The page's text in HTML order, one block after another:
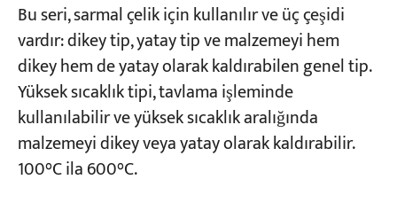
Bu seri, sarmal çelik için kullanılır ve üç çeşidi
vardır: dikey tip, yatay tip ve malzemeyi hem
dikey hem de yatay olarak kaldırabilen genel tip.
Yüksek sıcaklık tipi, tavlama işleminde
kullanılabilir ve yüksek sıcaklık aralığında
malzemeyi dikey veya yatay olarak kaldırabilir.
100°C ila 600°C.